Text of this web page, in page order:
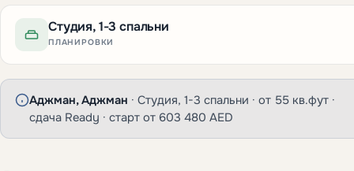
Студия, 1-3 спальни
ПЛАНИРОВКИ
Аджман, Аджман · Студия, 1-3 спальни · от 55 кв.фут ·
сдача Ready · старт от 603 480 AED